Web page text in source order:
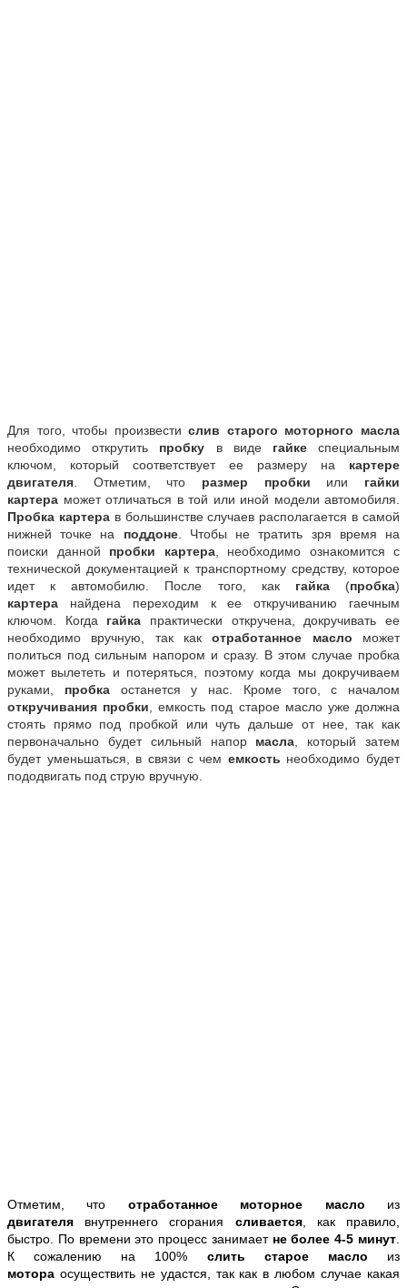
Для того, чтобы произвестислив старого моторного масла
необходимо открутить пробку в виде гайкеспециальным
ключом, который соответствует ее размеру на картере
двигателя . Отметим, что размер пробки или гайки
картера может отличаться в той или иной модели автомобиля.
Пробка картерав большинстве случаев располагается в самой
нижней точке на поддоне. Чтобы не тратить зря время на
поиски данной пробки картера, необходимо ознакомится с
технической документацией к транспортному средству, которое
идет к автомобилю. После того, как гайка (пробка)
картера найдена переходим к ее откручиванию гаечным
ключом. Когда гайка практически откручена, докручивать ее
необходимо вручную, так какотработанное масло может
политься под сильным напором и сразу. В этом случае пробка
может вылететь и потеряться, поэтому когда мы докручиваем
руками, пробка останется у нас. Кроме того, с началом
откручивания пробки , емкость под старое масло уже должна
стоять прямо под пробкой или чуть дальше от нее, так как
первоначально будет сильный напор масла , который затем
будет уменьшаться, в связи с чем емкость необходимо будет
пододвигать под струю вручную.
Отметим, что отработанное моторное масло из
двигателя внутреннего сгорания сливается, как правило,
быстро. По времени это процесс занимает не более 4-5 минут
К сожалению на 100% слить старое масло из
мотора осуществить не удастся, так как в любом случае какая